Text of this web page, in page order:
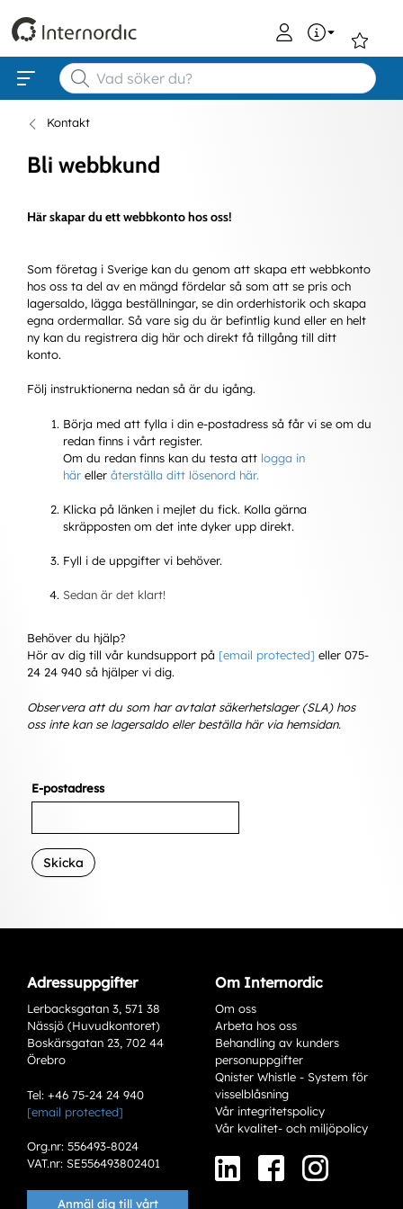
Kontakt
Bli webbkund
Här skapar du ett webbkonto hos oss!
Som företag i Sverige kan du genom att skapa ett webbkonto
hos oss ta del av en mängd fördelar så som att se pris och
lagersaldo, lägga beställningar, se din orderhistorik och skapa
egna ordermallar. Så vare sig du är befintlig kund eller en helt
ny kan du registrera dig här och direkt få tillgång till ditt
konto.
Följ instruktionerna nedan så är du igång.
Börja med att fylla i din e-postadress så får vi se om du
redan finns i vårt register.
Om du redan finns kan du testa att logga in
här eller återställa ditt lösenord här.
Klicka på länken i mejlet du fick. Kolla gärna
skräpposten om det inte dyker upp direkt.
Fyll i de uppgifter vi behöver.
Sedan är det klart!
Behöver du hjälp?
Hör av dig till vår kundsupport på [email protected] eller 075-
24 24 940 så hjälper vi dig.
Observera att du som har avtalat säkerhetslager (SLA) hos
oss inte kan se lagersaldo eller beställa här via hemsidan.
E-postadress
Skicka
Adressuppgifter
Lerbacksgatan 3, 571 38
Nässjö (Huvudkontoret)
Boskärsgatan 23, 702 44
Örebro
Tel: +46 75-24 24 940
[email protected]
Org.nr: 556493-8024
VAT.nr: SE556493802401
Anmäl dig till vårt
Om Internordic
Om oss
Arbeta hos oss
Behandling av kunders
personuppgifter
Qnister Whistle - System för
visselblåsning
Vår integritetspolicy
Vår kvalitet- och miljöpolicy